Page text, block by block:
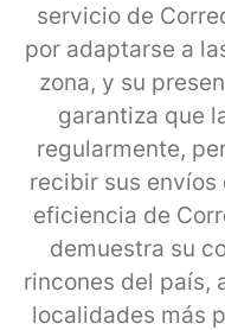
servicio de
por adaptarse a
zona, y su
garantiza que
regularmente,
recibir sus envíos
eficiencia de
demuestra su
rincones del país,
localidades más